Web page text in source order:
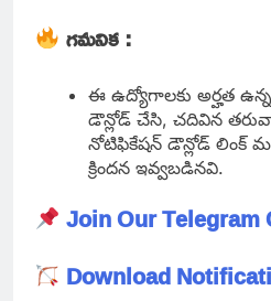
గమనిక :
ఈ ఉద్యోగాలకు అర్హత
డౌన్లోడ్ చేసి, చదివిన
నోటిఫికేషన్ డౌన్లోడ్ లింక్
క్రిందన ఇవ్వబడినవి.
Join Our Telegram
Download